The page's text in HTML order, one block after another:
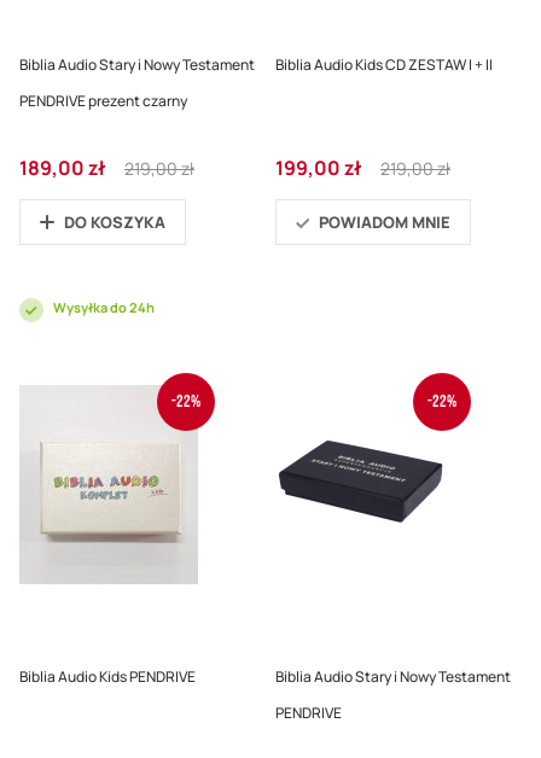
Biblia Audio Stary i Nowy Testament
PENDRIVE prezent czarny
Cena
promocyjna
189,00 zł
Regular
Price
219,00 zł
DO KOSZYKA
Wysyłka do 24h
Biblia Audio Kids CD ZESTAW I + II
Cena
promocyjna
199,00 zł
Regular
Price
219,00 zł
POWIADOM MNIE
-22%
Biblia Audio Kids PENDRIVE
-22%
Biblia Audio Stary i Nowy Testament
PENDRIVE